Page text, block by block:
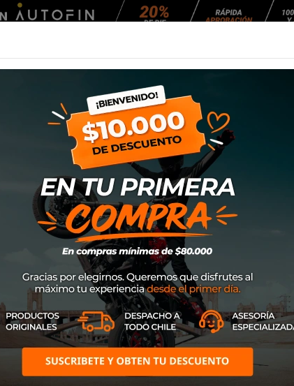
EQUIPAMIENTO NEUMÁTICOS MANTENCIÓN
Chaqueta Ixon
SKU1001012076009
$249.000
La chaqueta de aventura
Más corta que una
su diseño moderno. Gracias
a sus amplios paneles de
permitiéndote afrontar el
llegar a los horizontes más